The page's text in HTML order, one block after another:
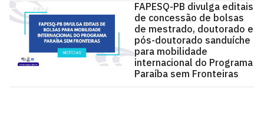
FAPESQ-PB divulga editais
de concessão de bolsas
de mestrado, doutorado e
pós-doutorado sanduíche
para mobilidade
internacional do Programa
Paraíba sem Fronteiras